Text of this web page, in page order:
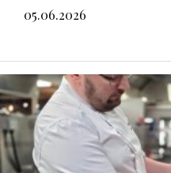
05.06.2026